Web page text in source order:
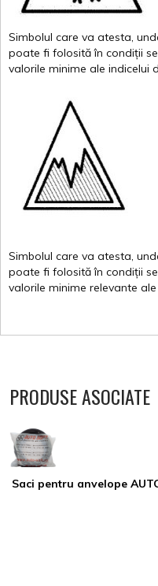
Simbolul care va atesta,
poate fi folosită în condiții
valorile minime ale indicelui
Simbolul care va atesta,
poate fi folosită în condiții
valorile minime relevante ale
PRODUSE ASOCIATE
Saci pentru anvelope